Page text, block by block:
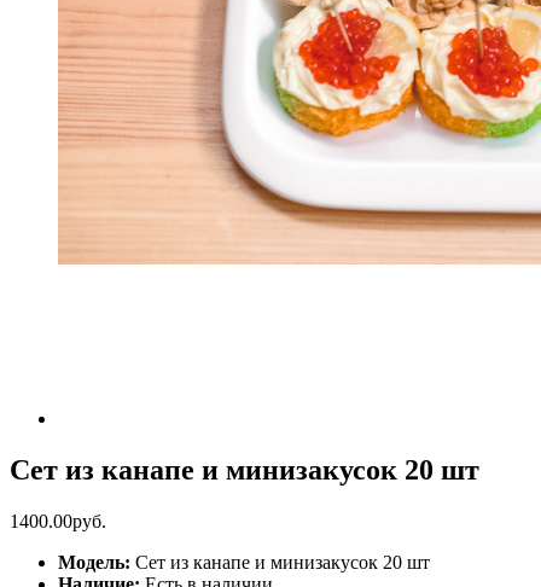
Сет из канапе и минизакусок 20 шт
1400.00руб.
Модель: Сет из канапе и минизакусок 20 шт